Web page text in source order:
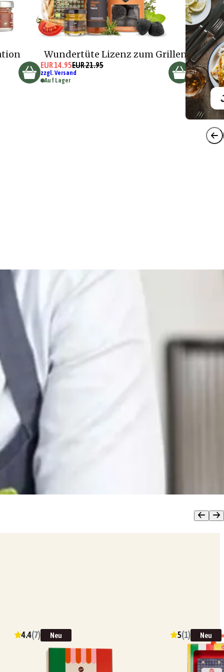
Wundertüte Lizenz zum Grillen
EUR 14.95EUR 21.95
zzgl. Versand
Auf Lager
4.4(7) Neu 5(1) Neu